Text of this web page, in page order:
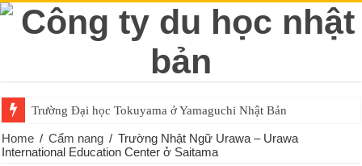
Trường Đại học Tokuyama ở Yamaguchi Nhật Bản
Home / Cẩm nang / Trường Nhật Ngữ Urawa – Urawa
International Education Center ở Saitama